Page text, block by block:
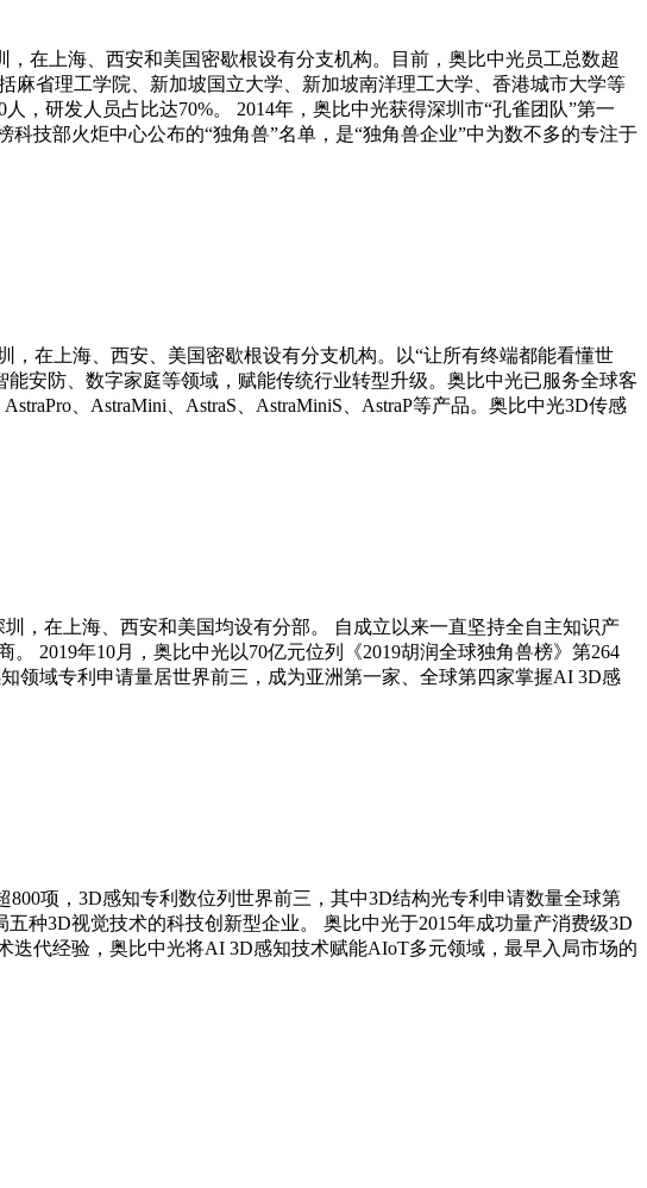
在上海、西安和美国密歇根设有分支机构。目前，奥比中光员工总数超
麻省理工学院、新加坡国立大学、新加坡南洋理工大学、香港城市大学等
，研发人员占比达70%。 2014年，奥比中光获得深圳市“孔雀团队”第一
技部火炬中心公布的“独角兽”名单，是“独角兽企业”中为数不多的专注于
在上海、西安、美国密歇根设有分支机构。以“让所有终端都能看懂世
安防、数字家庭等领域，赋能传统行业转型升级。奥比中光已服务全球客
、AstraMini、AstraS、AstraMiniS、AstraP等产品。奥比中光3D传感
，在上海、西安和美国均设有分部。 自成立以来一直坚持全自主知识产
2019年10月，奥比中光以70亿元位列《2019胡润全球独角兽榜》第264
领域专利申请量居世界前三，成为亚洲第一家、全球第四家掌握AI 3D感
项，3D感知专利数位列世界前三，其中3D结构光专利申请数量全球第
种3D视觉技术的科技创新型企业。 奥比中光于2015年成功量产消费级3D
代经验，奥比中光将AI 3D感知技术赋能AIoT多元领域，最早入局市场的